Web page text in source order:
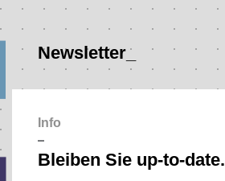
Newsletter_
Info
–
Bleiben Sie up-to-date.